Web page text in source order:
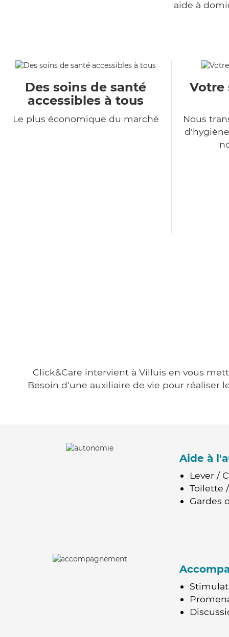
aide à
Des soins de santé
accessibles à tous
Le plus économique du marché
Votre
Nous
Click&Care intervient à Villuis en vous
Besoin d'une auxiliaire de vie pour réaliser
Aide à
Lever /
Toilette
Gardes